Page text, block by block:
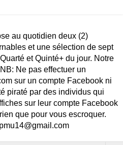
au quotidien deux (2)
et une sélection de sept
et Quinté+ du jour. Notre
Ne pas effectuer un
sur un compte Facebook ni
piraté par des individus qui
sur leur compte Facebook
que pour vous escroquer.